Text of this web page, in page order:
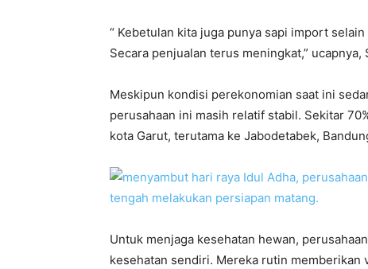
“ Kebetulan kita juga punya sapi import
Secara penjualan terus meningkat,” ucapnya,
Meskipun kondisi perekonomian saat ini
perusahaan ini masih relatif stabil. Sekitar
kota Garut, terutama ke Jabodetabek,
Untuk menjaga kesehatan hewan,
kesehatan sendiri. Mereka rutin memberikan